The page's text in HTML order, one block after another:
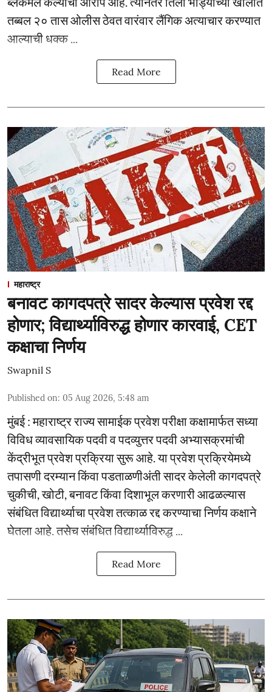
तब्बल २० तास ओलीस ठेवत वारंवार लैंगिक अत्याचार करण्यात
आल्याची धक्क ...
Read More
महाराष्ट्र
बनावट कागदपत्रे सादर केल्यास प्रवेश रद्द
होणार; विद्यार्थ्याविरुद्ध होणार कारवाई, CET
कक्षाचा निर्णय
Swapnil S
Published on: 05 Aug 2026, 5:48 am
मुंबई : महाराष्ट्र राज्य सामाईक प्रवेश परीक्षा कक्षामार्फत सध्या
विविध व्यावसायिक पदवी व पदव्युत्तर पदवी अभ्यासक्रमांची
केंद्रीभूत प्रवेश प्रक्रिया सुरू आहे. या प्रवेश प्रक्रियेमध्ये
तपासणी दरम्यान किंवा पडताळणीअंती सादर केलेली कागदपत्रे
चुकीची, खोटी, बनावट किंवा दिशाभूल करणारी आढळल्यास
संबंधित विद्यार्थ्याचा प्रवेश तत्काळ रद्द करण्याचा निर्णय कक्षाने
घेतला आहे. तसेच संबंधित विद्यार्थ्याविरुद्ध ...
Read More